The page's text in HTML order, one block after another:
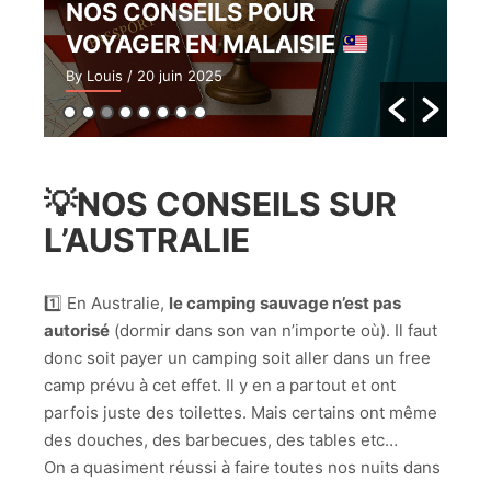
NOS CONSEILS POUR
VOYAGER EN MALAISIE
By Louis / 20 juin 2025
💡NOS CONSEILS SUR
L’AUSTRALIE
1️⃣ En Australie, le camping sauvage n’est pas
autorisé (dormir dans son van n’importe où). Il faut
donc soit payer un camping soit aller dans un free
camp prévu à cet effet. Il y en a partout et ont
parfois juste des toilettes. Mais certains ont même
des douches, des barbecues, des tables etc…
On a quasiment réussi à faire toutes nos nuits dans